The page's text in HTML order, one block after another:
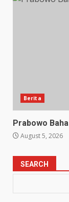
Berita
Prabowo
August 5, 2026
SEARCH